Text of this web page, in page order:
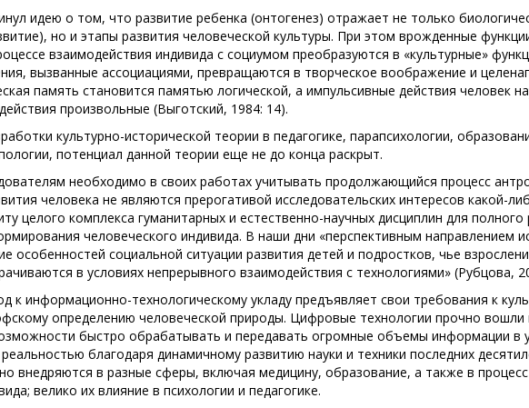
идею о том, что развитие ребенка (онтогенез) отражает не только
но и этапы развития человеческой культуры. При этом врожденные
взаимодействия индивида с социумом преобразуются в «культурные»
вызванные ассоциациями, превращаются в творческое воображение и
память становится памятью логической, а импульсивные действия человек
произвольные (Выготский, 1984: 14).
культурно-исторической теории в педагогике, парапсихологии,
потенциал данной теории еще не до конца раскрыт.
необходимо в своих работах учитывать продолжающийся процесс
человека не являются прерогативой исследовательских интересов какой-
целого комплекса гуманитарных и естественно-научных дисциплин для полного
человеческого индивида. В наши дни «перспективным направлением
особенностей социальной ситуации развития детей и подростков, чье
в условиях непрерывного взаимодействия с технологиями» (Рубцова,
к информационно-технологическому укладу предъявляет свои требования к
определению человеческой природы. Цифровые технологии прочно вошли
быстро обрабатывать и передавать огромные объемы информации в
благодаря динамичному развитию науки и техники последних
внедряются в разные сферы, включая медицину, образование, а также в
велико их влияние в психологии и педагогике.